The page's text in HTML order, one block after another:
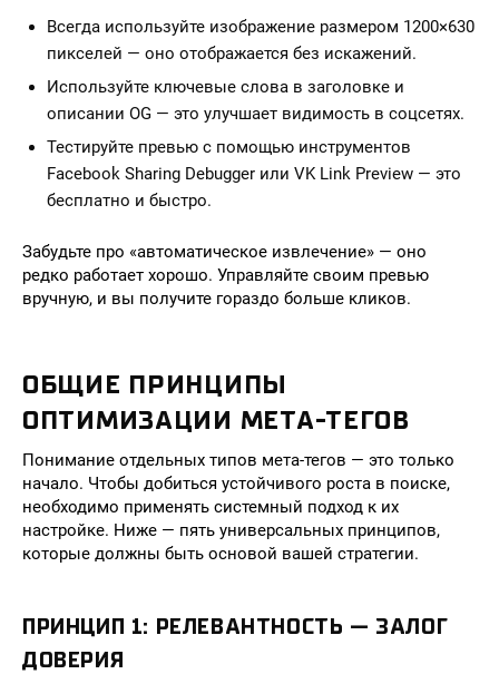
Всегда используйте изображение размером 1200×630
пикселей — оно отображается без искажений.
Используйте ключевые слова в заголовке и
описании OG — это улучшает видимость в соцсетях.
Тестируйте превью с помощью инструментов
Facebook Sharing Debugger или VK Link Preview — это
бесплатно и быстро.
Забудьте про «автоматическое извлечение» — оно
редко работает хорошо. Управляйте своим превью
вручную, и вы получите гораздо больше кликов.
ОБЩИЕ ПРИНЦИПЫ
ОПТИМИЗАЦИИ МЕТА-ТЕГОВ
Понимание отдельных типов мета-тегов — это только
начало. Чтобы добиться устойчивого роста в поиске,
необходимо применять системный подход к их
настройке. Ниже — пять универсальных принципов,
которые должны быть основой вашей стратегии.
ПРИНЦИП 1: РЕЛЕВАНТНОСТЬ — ЗАЛОГ
ДОВЕРИЯ